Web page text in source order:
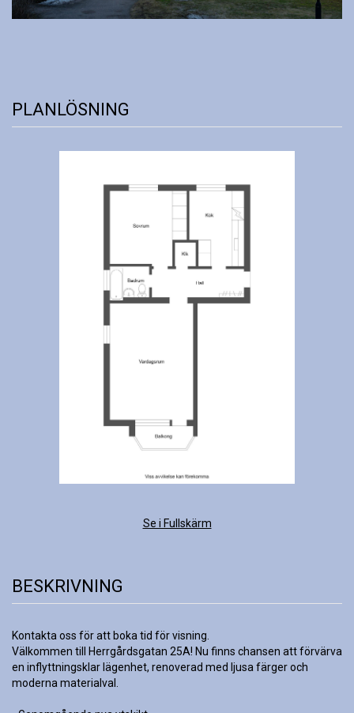
PLANLÖSNING
Se i Fullskärm
BESKRIVNING
Kontakta oss för att boka tid för visning.
Välkommen till Herrgårdsgatan 25A! Nu finns chansen att förvärva
en inflyttningsklar lägenhet, renoverad med ljusa färger och
moderna materialval.